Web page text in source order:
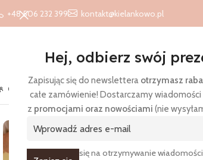
Hej, odbierz swój
Zapisując się do newslettera otrzymasz
całe zamówienie! Dostarczamy wiadomości
z promocjami oraz nowościami (nie
Zgadzam się na otrzymywanie wiadomości
+48 506 232 399 kontakt@kielankowo.pl
O nas Kontakt Blog
Strona główna/Produkty/Poduszki/Poduszka